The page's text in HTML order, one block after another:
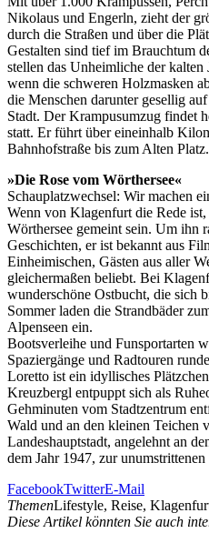
Nikolaus und Engerln, zieht der
durch die Straßen und über die
Gestalten sind tief im Brauchtum
stellen das Unheimliche der kalten
wenn die schweren Holzmasken
die Menschen darunter gesellig
Stadt. Der Krampusumzug findet
statt. Er führt über eineinhalb
Bahnhofstraße bis zum Alten Platz.
»Die Rose vom Wörthersee«
Schauplatzwechsel: Wir machen
Wenn von Klagenfurt die Rede
Wörthersee gemeint sein. Um ihn
Geschichten, er ist bekannt aus
Einheimischen, Gästen aus aller
gleichermaßen beliebt. Bei
wunderschöne Ostbucht, die sich
Sommer laden die Strandbäder
Alpenseen ein.
Bootsverleihe und Funsportarten
Spaziergänge und Radtouren
Loretto ist ein idyllisches
Kreuzbergl entpuppt sich als
Gehminuten vom Stadtzentrum
Wald und an den kleinen Teichen
Landeshauptstadt, angelehnt an
dem Jahr 1947, zur
FacebookTwitterE-Mail
ThemenLifestyle, Reise,
Diese Artikel könnten Sie auch